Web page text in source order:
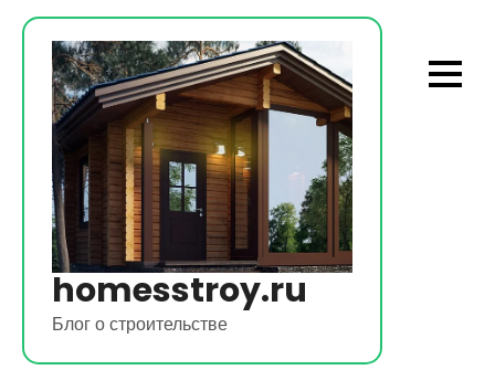
Перейти
содержимому
homesstroy.ru
Блог о строительстве